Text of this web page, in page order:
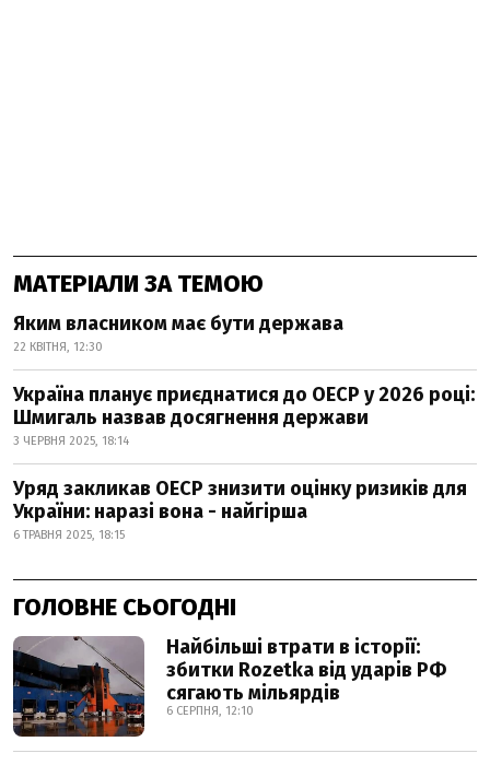
МАТЕРІАЛИ ЗА ТЕМОЮ
Яким власником має бути держава
22 КВІТНЯ, 12:30
Україна планує приєднатися до ОЕСР у 2026 році:
Шмигаль назвав досягнення держави
3 ЧЕРВНЯ 2025, 18:14
Уряд закликав ОЕСР знизити оцінку ризиків для
України: наразі вона - найгірша
6 ТРАВНЯ 2025, 18:15
ГОЛОВНЕ СЬОГОДНІ
Найбільші втрати в історії:
збитки Rozetka від ударів РФ
сягають мільярдів
6 СЕРПНЯ, 12:10